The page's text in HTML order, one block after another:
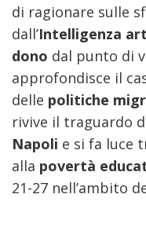
di ragionare sulle
dall’Intelligenza
dono dal punto di
approfondisce il
delle politiche
rivive il traguardo
Napoli e si fa luce
alla povertà
21-27 nell’ambito